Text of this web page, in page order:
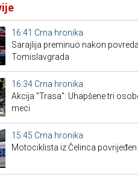
16:41 Crna hronika
Sarajlija preminuo nakon
Tomislavgrada
16:34 Crna hronika
Akcija "Trasa": Uhapšene tri
meci
15:45 Crna hronika
Motociklista iz Čelinca